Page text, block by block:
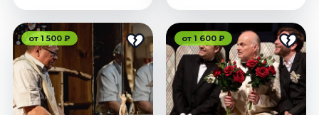
от 1 500 ₽ от 1 600 ₽